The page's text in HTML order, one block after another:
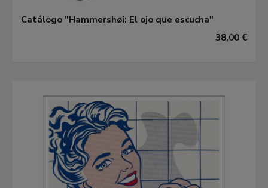
Catálogo "Hammershøi: El ojo que escucha"
38,00 €